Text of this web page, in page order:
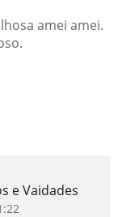
amei amei.
e Vaidades